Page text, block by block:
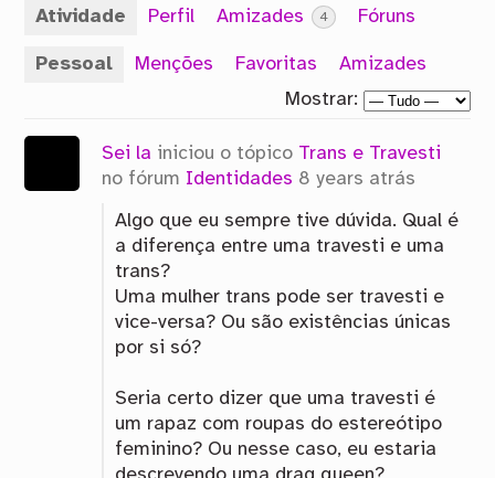
Atividade Perfil Amizades 4 Fóruns
Pessoal Menções Favoritas
Amizades
Mostrar:
Sei la iniciou o tópico Trans e Travesti
no fórum Identidades 8 years atrás
Algo que eu sempre tive dúvida. Qual é
a diferença entre uma travesti e uma
trans?
Uma mulher trans pode ser travesti e
vice-versa? Ou são existências únicas
por si só?
Seria certo dizer que uma travesti é
um rapaz com roupas do estereótipo
feminino? Ou nesse caso, eu estaria